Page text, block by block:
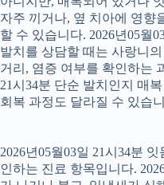
자주 끼거나, 옆 치아에 영향
할 수 있습니다. 2026년05월
발치를 상담할 때는 사랑니
거리, 염증 여부를 확인하는
21시34분 단순 발치인지 매
회복 과정도 달라질 수 있습
2026년05월03일 21시34분
인하는 진료 항목입니다.